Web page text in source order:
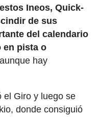
Ineos, Quick-
de sus
del calendario
en pista o
hay
el Giro y luego se
donde consiguió